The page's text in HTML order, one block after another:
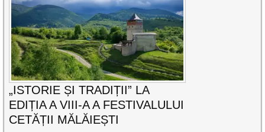
„ISTORIE ȘI TRADIȚII” LA
EDIȚIA A VIII-A A FESTIVALULUI
CETĂȚII MĂLĂIEȘTI